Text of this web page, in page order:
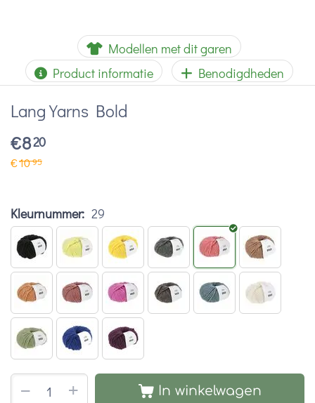
Modellen met dit garen
Product informatie
Benodigdheden
Lang Yarns Bold
€820
€1095
Kleurnummer: 29
+
− In winkelwagen